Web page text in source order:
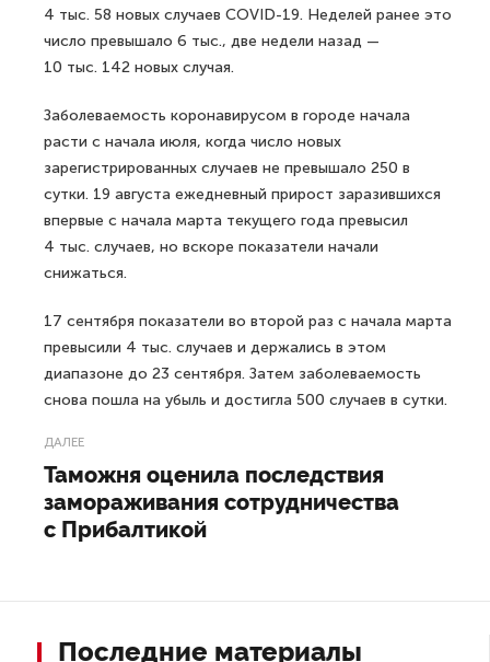
4 тыс. 58 новых случаев COVID-19. Неделей ранее это
число превышало 6 тыс., две недели назад —
10 тыс. 142 новых случая.
Заболеваемость коронавирусом в городе начала
расти с начала июля, когда число новых
зарегистрированных случаев не превышало 250 в
сутки. 19 августа ежедневный прирост заразившихся
впервые с начала марта текущего года превысил
4 тыс. случаев, но вскоре показатели начали
снижаться.
17 сентября показатели во второй раз с начала марта
превысили 4 тыс. случаев и держались в этом
диапазоне до 23 сентября. Затем заболеваемость
снова пошла на убыль и достигла 500 случаев в сутки.
ДАЛЕЕ
Таможня оценила последствия
замораживания сотрудничества
с Прибалтикой
Последние материалы